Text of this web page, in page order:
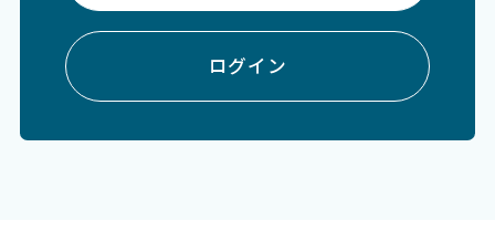
ログイン